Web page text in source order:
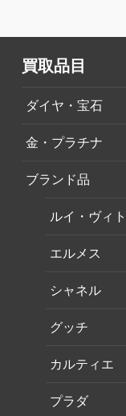
買取品目
ダイヤ・宝石
金・プラチナ
ブランド品
ルイ・ヴィ
エルメス
シャネル
グッチ
カルティエ
プラダ